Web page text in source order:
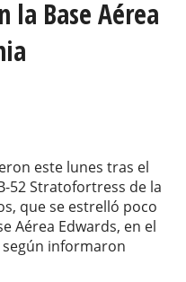
la Base Aérea
este lunes tras el
52 Stratofortress de la
que se estrelló poco
Aérea Edwards, en el
informaron